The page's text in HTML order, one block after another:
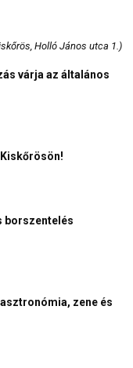
Holló János utca 1.)
várja az általános
borszentelés
zene és